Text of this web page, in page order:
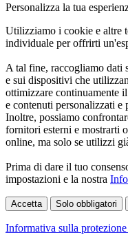
Personalizza la tua
Utilizziamo i cookie e altre
individuale per offrirti
A tal fine, raccogliamo dati
e sui dispositivi che
ottimizzare continuamente
e contenuti personalizzati e
Inoltre, possiamo
fornitori esterni e mostrarti
online, ma solo se utilizzi
Prima di dare il tuo
impostazioni e la nostra
Accetta Solo obbligatori
Informativa sulla